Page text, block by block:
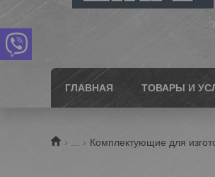
ГЛАВНАЯ ТОВАРЫ И
Комплектующие для